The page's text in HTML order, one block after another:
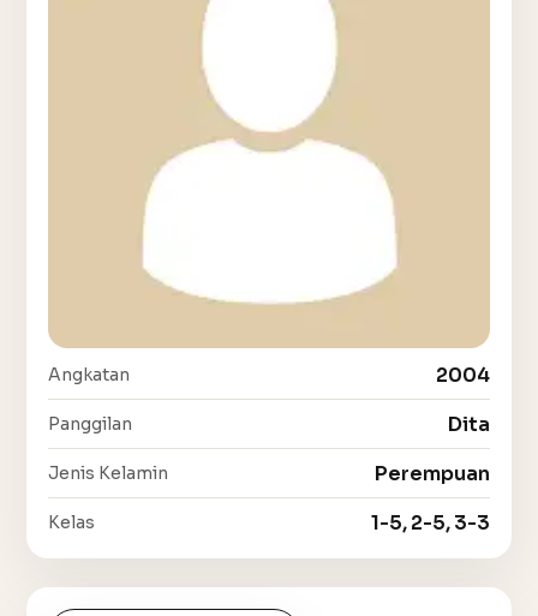
Angkatan 2004
Panggilan Dita
Jenis Kelamin Perempuan
Kelas 1-5, 2-5, 3-3